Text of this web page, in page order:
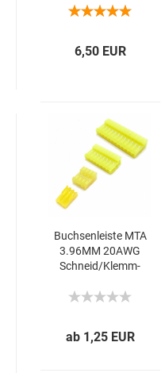
6,50 EUR
Buch­sen­leis­te MTA
3.96MM 20AWG
Schneid/Klemm­
ab 1,25 EUR